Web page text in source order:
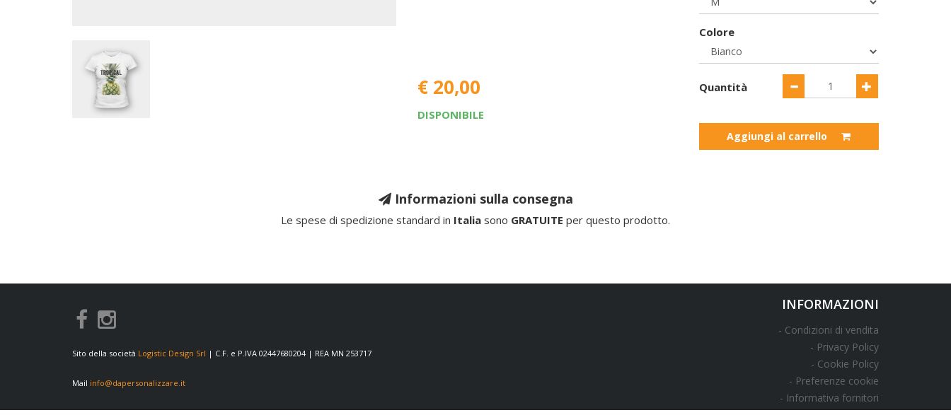
Colore
€ 20,00
DISPONIBILE
Quantità
Aggiungi al carrello
Informazioni sulla consegna
Le spese di spedizione standard in Italia sono GRATUITE per questo prodotto.
Sito della società Logistic Design Srl | C.F. e P.IVA 02447680204 | REA MN 253717
Mail info@dapersonalizzare.it
INFORMAZIONI
Condizioni di vendita
Privacy Policy
Cookie Policy
Preferenze cookie
Informativa fornitori